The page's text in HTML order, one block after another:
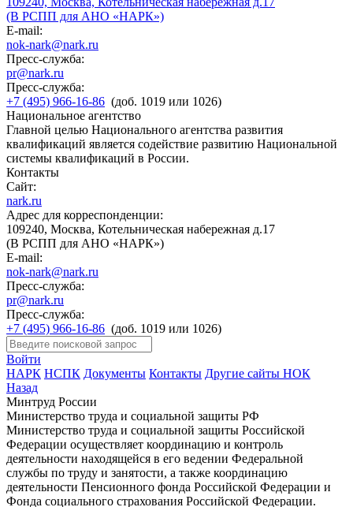
(В РСПП для АНО «НАРК»)
E-mail:
nok-nark@nark.ru
Пресс-служба:
pr@nark.ru
Пресс-служба:
+7 (495) 966-16-86 (доб. 1019 или 1026)
Национальное агентство
Главной целью Национального агентства развития
квалификаций является содействие развитию Национальной
системы квалификаций в России.
Контакты
Сайт:
nark.ru
Адрес для корреспонденции:
109240, Москва, Котельническая набережная д.17
(В РСПП для АНО «НАРК»)
E-mail:
nok-nark@nark.ru
Пресс-служба:
pr@nark.ru
Пресс-служба:
+7 (495) 966-16-86 (доб. 1019 или 1026)
Войти
НАРК НСПК Документы Контакты Другие сайты НОК
Назад
Минтруд России
Министерство труда и социальной защиты РФ
Министерство труда и социальной защиты Российской
Федерации осуществляет координацию и контроль
деятельности находящейся в его ведении Федеральной
службы по труду и занятости, а также координацию
деятельности Пенсионного фонда Российской Федерации и
Фонда социального страхования Российской Федерации.